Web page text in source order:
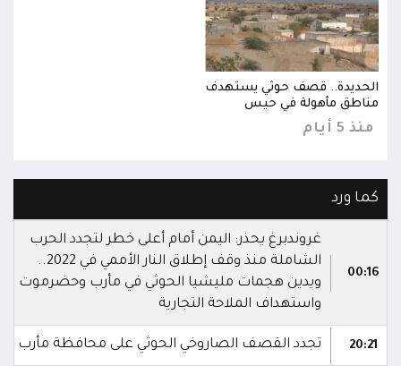
الحديدة.. قصف حوثي يستهدف
مناطق مأهولة في حيس
منذ 5 أيام
كما ورد
00:16
غروندبرغ يحذر: اليمن أمام أعلى خطر لتجدد الحرب
الشاملة منذ وقف إطلاق النار الأممي في 2022..
ويدين هجمات مليشيا الحوثي في مأرب وحضرموت
واستهداف الملاحة التجارية
20:21 تجدد القصف الصاروخي الحوثي على محافظة مأرب